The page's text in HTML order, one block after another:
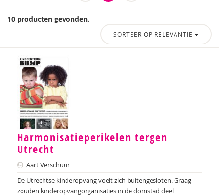
Aart Verschuur
10 producten gevonden.
SORTEER OP RELEVANTIE
Harmonisatieperikelen tergen
Utrecht
Aart Verschuur
De Utrechtse kinderopvang voelt zich buitengesloten. Graag
zouden kinderopvangorganisaties in de domstad deel